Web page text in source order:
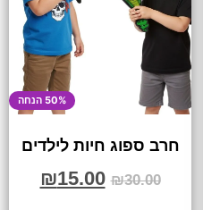
50% הנחה
חרב ספוג חיות לילדים
₪30.00
₪15.00